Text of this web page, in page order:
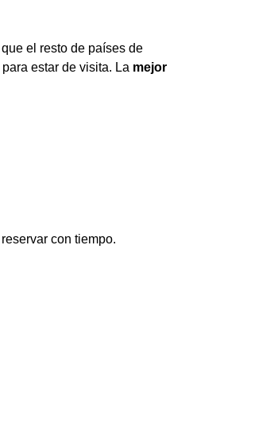
el resto de países de
estar de visita. La mejor
con tiempo.